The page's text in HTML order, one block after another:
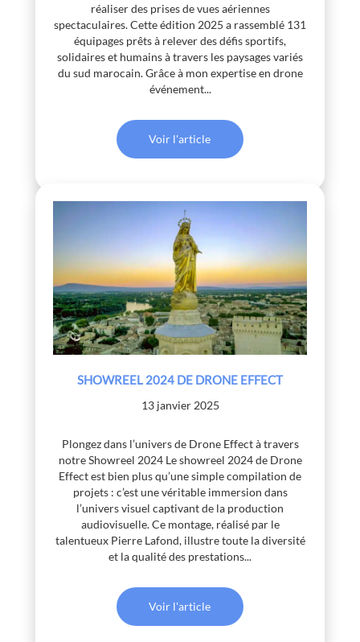
réaliser des prises de vues aériennes
spectaculaires. Cette édition 2025 a rassemblé 131
équipages prêts à relever des défis sportifs,
solidaires et humains à travers les paysages variés
du sud marocain. Grâce à mon expertise en drone
événement...
Voir l'article
SHOWREEL 2024 DE DRONE EFFECT
13 janvier 2025
Plongez dans l’univers de Drone Effect à travers
notre Showreel 2024 Le showreel 2024 de Drone
Effect est bien plus qu’une simple compilation de
projets : c’est une véritable immersion dans
l’univers visuel captivant de la production
audiovisuelle. Ce montage, réalisé par le
talentueux Pierre Lafond, illustre toute la diversité
et la qualité des prestations...
Voir l'article